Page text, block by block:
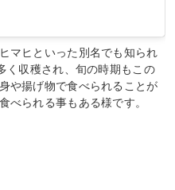
マヒといった別名でも知られ
く収穫され、旬の時期もこの
や揚げ物で食べられることが
べられる事もある様です。